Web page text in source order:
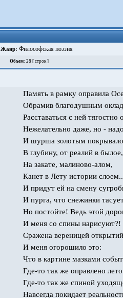
Жанр: Философская поэзия
Объем: 28 [ строк ]
Память в рамку оправила
Обрамив благодушным
Расставаться с ней тягостно
Нежелательно даже, но -
И шурша золотым
В глубину, от реалий в былое,
На закате, малиново-алом,
Канет в Лету истории
И придут ей на смену
И пурга, что снежинки
Но постойте! Ведь этой
И меня со спины нарисуют?!
Сражена вереницей
И меня огорошило это:
Что в картине мазками
Где-то так же оправлено
Где-то так же спиной
Навсегда покидает